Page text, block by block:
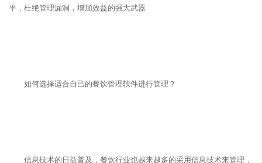
平，杜绝管理漏洞，增加效益的强大武器
如何选择适合自己的餐饮管理软件进行管理？
信息技术的日益普及，餐饮行业也越来越多的采用信息技术来管理，